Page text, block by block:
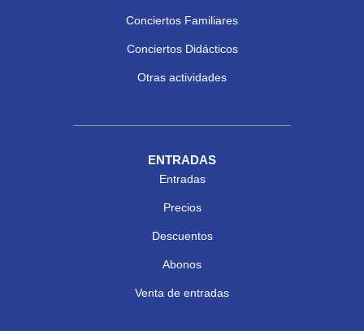
Conciertos Familiares
Conciertos Didácticos
Otras actividades
ENTRADAS
Entradas
Precios
Descuentos
Abonos
Venta de entradas